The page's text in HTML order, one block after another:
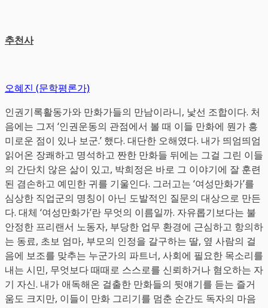
추천사
오혜진 (문학평론가)
인권기록활동가와 만화가들의 만남이라니, 낯선 조합이다. 처
음에는 그저 ‘인권운동의 관점에서 볼 때 이들 만화에 뭔가 흥
미로운 점이 있나 보군.’ 했다. 대단한 오해였다. 내가 띄엄띄엄
읽어온 장쾌하고 명석하고 짠한 만화들 뒤에는 그걸 그린 이들
의 간단치 않은 삶이 있고, 박희정은 바로 그 이야기에 잘 훈련
된 겸손하고 예민한 귀를 기울인다. 그러고는 ‘여성만화가’를
심상한 직업군의 명칭이 아닌 도발적인 질문의 대상으로 만든
다. 대체 ‘여성만화가’란 무엇의 이름일까. 자유롭기보다는 불
안정한 프리랜서 노동자, 부당한 업무 환경에 근심하고 항의하
는 동료, 초보 엄마, 부모의 인정을 갈구하는 딸, 옆 사람의 걸
음에 보조를 맞추는 누군가의 파트너, 사회에 필요한 목소리를
내는 시민, 무엇보다 때때로 스스로를 신뢰하거나 혐오하는 자
기 자신. 내가 애독해온 걸출한 만화들의 뒷얘기를 듣는 즐거
움도 크지만, 이들이 만화 그리기를 멈춘 순간도 독자의 마음